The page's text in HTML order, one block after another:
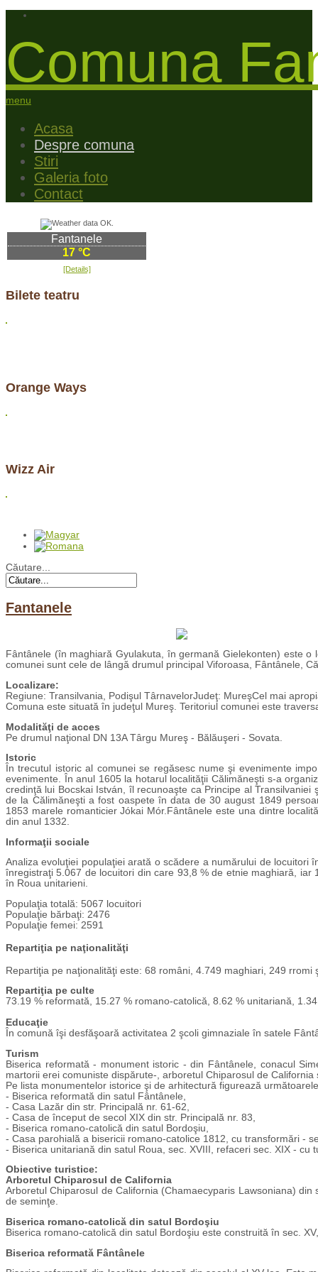
Comuna
menu
Acasa
Despre comuna
Stiri
Galeria foto
Contact
Fantanele
17 °C
[Details]
Bilete teatru
Orange Ways
Wizz Air
Căutare...
Fantanele
Fântânele (în maghiară Gyulakuta, în germană Gielekonten) este
comunei sunt cele de lângă drumul principal Viforoasa, Fântânele,
Localizare:
Regiune: Transilvania, Podişul TârnavelorJudeţ: MureşCel mai
Comuna este situată în judeţul Mureş. Teritoriul comunei este
Modalităţi de acces
Pe drumul naţional DN 13A Târgu Mureş - Bălăuşeri - Sovata.
Istoric
În trecutul istoric al comunei se regăsesc nume şi evenimente
evenimente. În anul 1605 la hotarul localităţii Călimăneşti s-a
credinţă lui Bocskai István, îl recunoaşte ca Principe al
de la Călimăneşti a fost oaspete în data de 30 august 1849
1853 marele romanticier Jókai Mór.Fântânele este una dintre
din anul 1332.
Informaţii sociale
Analiza evoluţiei populaţiei arată o scădere a numărului de
înregistraţi 5.067 de locuitori din care 93,8 % de etnie maghiară,
în Roua unitarieni.
Populaţia totală: 5067 locuitori
Populaţie bărbaţi: 2476
Populaţie femei: 2591
Repartiţia pe naţionalităţi
Repartiţia pe naţionalităţi este: 68 români, 4.749 maghiari, 249 rromi
Repartiţia pe culte
73.19 % reformată, 15.27 % romano-catolică, 8.62 % unitariană,
Educaţie
În comună îşi desfăşoară activitatea 2 şcoli gimnaziale în satele
Turism
Biserica reformată - monument istoric - din Fântânele, conacul
martorii erei comuniste dispărute-, arboretul Chiparosul de
Pe lista monumentelor istorice şi de arhitectură figurează
- Biserica reformată din satul Fântânele,
- Casa Lazăr din str. Principală nr. 61-62,
- Casa de început de secol XIX din str. Principală nr. 83,
- Biserica romano-catolică din satul Bordoşiu,
- Casa parohială a bisericii romano-catolice 1812, cu transformări -
- Biserica unitariană din satul Roua, sec. XVIII, refaceri sec. XIX - cu
Obiective turistice:
Arboretul Chiparosul de California
Arboretul Chiparosul de California (Chamaecyparis Lawsoniana)
de seminţe.
Biserica romano-catolică din satul Bordoşiu
Biserica romano-catolică din satul Bordoşiu este construită în sec.
Biserica reformată Fântânele